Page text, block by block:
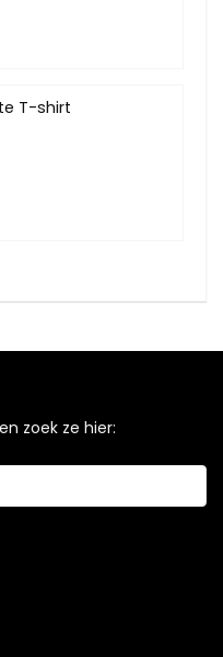
T-shirt
zoek ze hier: